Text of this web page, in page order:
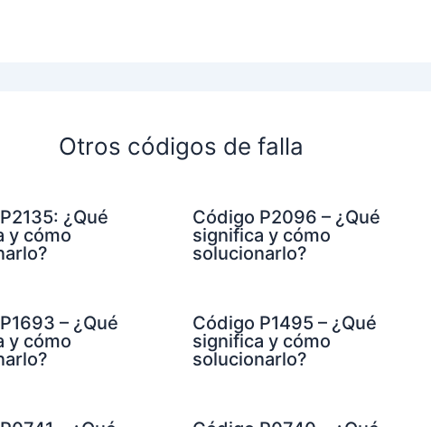
Otros códigos de falla
¿Qué
y cómo
Código P2096 – ¿Qué
significa y cómo
solucionarlo?
– ¿Qué
y cómo
Código P1495 – ¿Qué
significa y cómo
solucionarlo?